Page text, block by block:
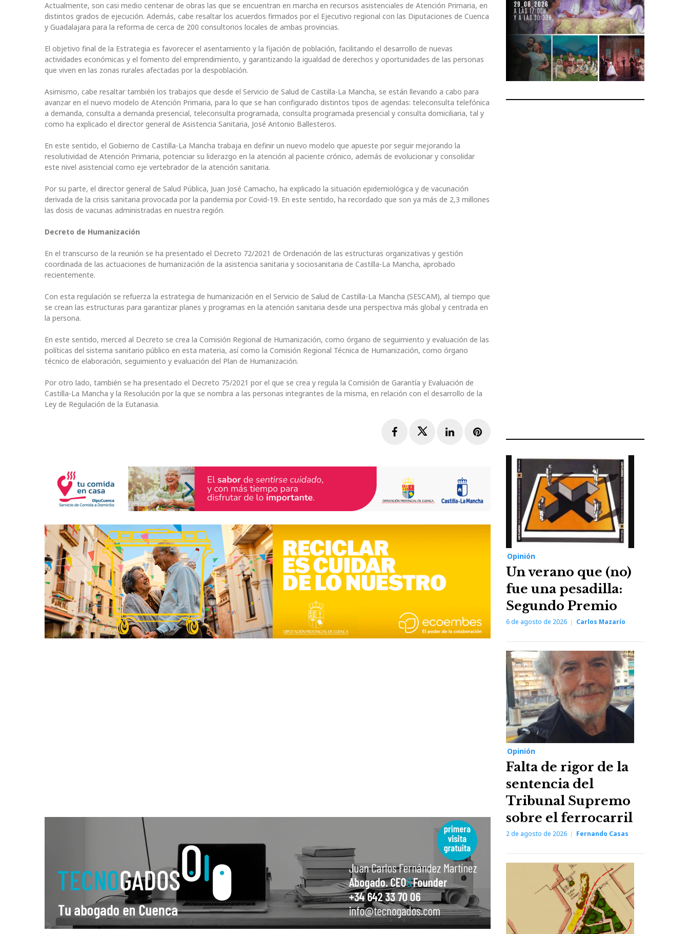
Actualmente, son casi medio centenar de obras las que se encuentran en marcha en recursos asistenciales de Atención Primaria, en
distintos grados de ejecución. Además, cabe resaltar los acuerdos firmados por el Ejecutivo regional con las Diputaciones de Cuenca
y Guadalajara para la reforma de cerca de 200 consultorios locales de ambas provincias.
El objetivo final de la Estrategia es favorecer el asentamiento y la fijación de población, facilitando el desarrollo de nuevas
actividades económicas y el fomento del emprendimiento, y garantizando la igualdad de derechos y oportunidades de las personas
que viven en las zonas rurales afectadas por la despoblación.
Asimismo, cabe resaltar también los trabajos que desde el Servicio de Salud de Castilla-La Mancha, se están llevando a cabo para
avanzar en el nuevo modelo de Atención Primaria, para lo que se han configurado distintos tipos de agendas: teleconsulta telefónica
a demanda, consulta a demanda presencial, teleconsulta programada, consulta programada presencial y consulta domiciliaria, tal y
como ha explicado el director general de Asistencia Sanitaria, José Antonio Ballesteros.
En este sentido, el Gobierno de Castilla-La Mancha trabaja en definir un nuevo modelo que apueste por seguir mejorando la
resolutividad de Atención Primaria, potenciar su liderazgo en la atención al paciente crónico, además de evolucionar y consolidar
este nivel asistencial como eje vertebrador de la atención sanitaria.
Por su parte, el director general de Salud Pública, Juan José Camacho, ha explicado la situación epidemiológica y de vacunación
derivada de la crisis sanitaria provocada por la pandemia por Covid-19. En este sentido, ha recordado que son ya más de 2,3 millones
las dosis de vacunas administradas en nuestra región.
Decreto de Humanización
En el transcurso de la reunión se ha presentado el Decreto 72/2021 de Ordenación de las estructuras organizativas y gestión
coordinada de las actuaciones de humanización de la asistencia sanitaria y sociosanitaria de Castilla-La Mancha, aprobado
recientemente.
Con esta regulación se refuerza la estrategia de humanización en el Servicio de Salud de Castilla-La Mancha (SESCAM), al tiempo que
se crean las estructuras para garantizar planes y programas en la atención sanitaria desde una perspectiva más global y centrada en
la persona.
En este sentido, merced al Decreto se crea la Comisión Regional de Humanización, como órgano de seguimiento y evaluación de las
políticas del sistema sanitario público en esta materia, así como la Comisión Regional Técnica de Humanización, como órgano
técnico de elaboración, seguimiento y evaluación del Plan de Humanización.
Por otro lado, también se ha presentado el Decreto 75/2021 por el que se crea y regula la Comisión de Garantía y Evaluación de
Castilla-La Mancha y la Resolución por la que se nombra a las personas integrantes de la misma, en relación con el desarrollo de la
Ley de Regulación de la Eutanasia.
FacebookTwitterLinkedInPinterest
Opinión
Un verano que (no)
fue una pesadilla:
Segundo Premio
6 de agosto de 2026 Carlos Mazarío
Opinión
Falta de rigor de la
sentencia del
Tribunal Supremo
sobre el ferrocarril
2 de agosto de 2026 Fernando Casas